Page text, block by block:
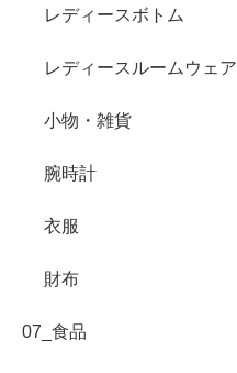
レディースボトム
レディースルームウェア
小物・雑貨
腕時計
衣服
財布
07_食品